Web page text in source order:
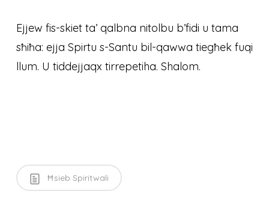
Ejjew fis-skiet ta’ qalbna nitolbu b’fidi u tama
sħiħa: ejja Spirtu s-Santu bil-qawwa tiegħek fuqi
llum. U tiddejjaqx tirrepetiha. Shalom.
Ħsieb Spiritwali